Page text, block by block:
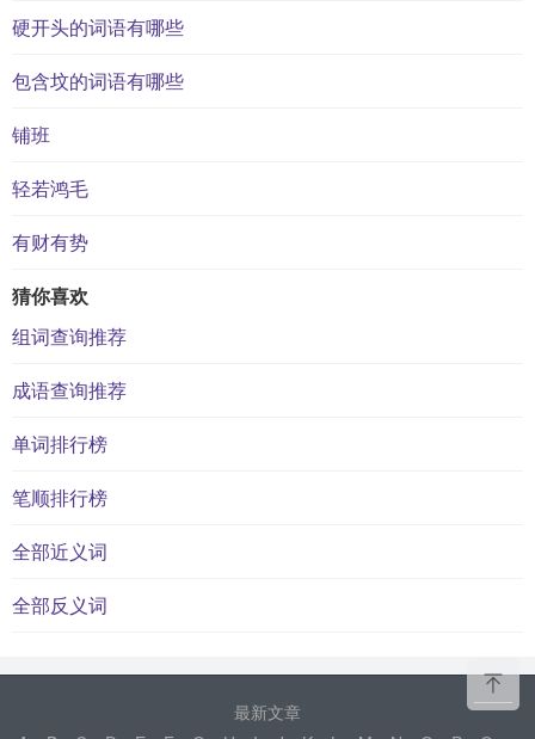
硬开头的词语有哪些
包含坟的词语有哪些
铺班
轻若鸿毛
有财有势
猜你喜欢
组词查询推荐
成语查询推荐
单词排行榜
笔顺排行榜
全部近义词
全部反义词
最新文章